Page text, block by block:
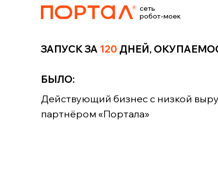
РОБОТ-МОЙКА«ПОРТАЛ»
сеть
робот-моек
ЗАПУСК ЗА 120 ДНЕЙ,
БЫЛО:
Действующий бизнес с низкой
партнёром «Портала»